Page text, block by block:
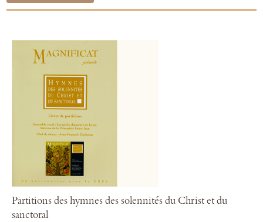
Partitions des hymnes des solennités du Christ et du
sanctoral